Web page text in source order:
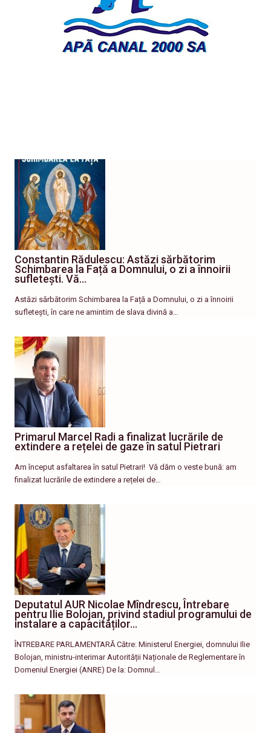
Constantin Rădulescu: Astăzi sărbătorim
Schimbarea la Față a Domnului, o zi a înnoirii
sufletești. Vă…
Astăzi sărbătorim Schimbarea la Față a Domnului, o zi a înnoirii
sufletești, în care ne amintim de slava divină a…
Primarul Marcel Radi a finalizat lucrările de
extindere a rețelei de gaze în satul Pietrari
Am început asfaltarea în satul Pietrari! ​ Vă dăm o veste bună: am
finalizat lucrările de extindere a rețelei de…
Deputatul AUR Nicolae Mîndrescu, Întrebare
pentru Ilie Bolojan, privind stadiul programului de
instalare a capacităților…
ÎNTREBARE PARLAMENTARĂ Către: Ministerul Energiei, domnului Ilie
Bolojan, ministru-interimar Autorității Naționale de Reglementare în
Domeniul Energiei (ANRE) De la: Domnul…